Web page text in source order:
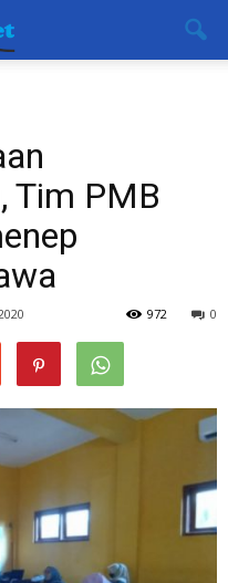
Tim PMB
0
972